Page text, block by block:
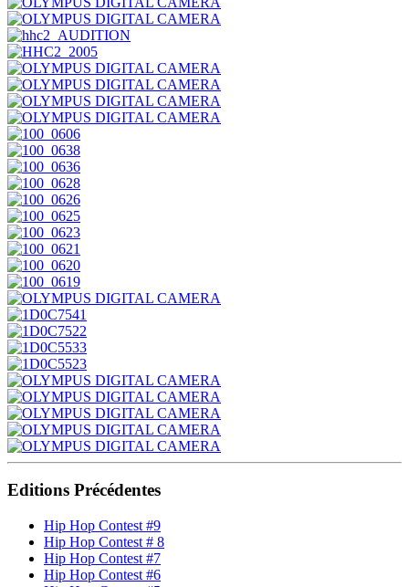
Editions Précédentes
Hip Hop Contest #9
Hip Hop Contest # 8
Hip Hop Contest #7
Hip Hop Contest #6